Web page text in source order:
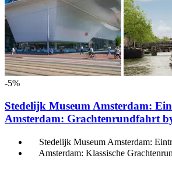
-5%
Stedelijk Museum Amsterdam:
Amsterdam: Grachtenrundfahrt
Stedelijk Museum Amsterdam:
Amsterdam: Klassische